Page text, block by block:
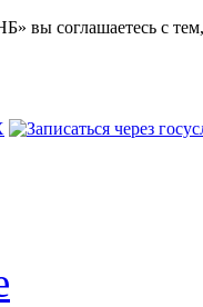
вы соглашаетесь с